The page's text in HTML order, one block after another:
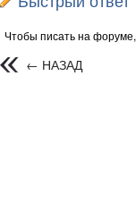
Чтобы писать на форуме,
← НАЗАД